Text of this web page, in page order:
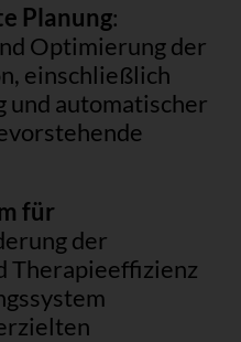
Planung:
Optimierung der
einschließlich
und automatischer
für
der
Therapieeffizienz